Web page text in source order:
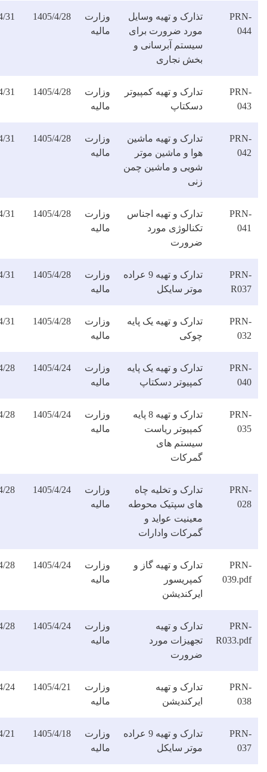
و تهیه وسایل
ضرورت برای
وزارت
مالیه
1405/4/28
1405/4/31
دانلود
و تهیه کمپیوتر
وزارت
مالیه
1405/4/28
1405/4/31
دانلود
و تهیه ماشین
و ماشین موتر
و ماشین چمن
وزارت
مالیه
1405/4/28
1405/4/31
دانلود
و تهیه اجناس
مورد
وزارت
مالیه
1405/4/28
1405/4/31
دانلود
تدارک و تهیه 9 عراده
سایکل
وزارت
مالیه
1405/4/28
1405/4/31
دانلود
و تهیه یک پایه
وزارت
1405/4/28
1405/4/31
دانلود
و تهیه یک پایه
دسکتاپ
وزارت
مالیه
1405/4/24
1405/4/28
دانلود
تدارک و تهیه 8 پایه
ریاست
وزارت
مالیه
1405/4/24
1405/4/28
دانلود
و تخلیه چاه
سپتیک محوطه
وزارت
مالیه
1405/4/24
1405/4/28
دانلود
و تهیه گاز و
وزارت
مالیه
1405/4/24
1405/4/28
دانلود
و تهیه
مورد
وزارت
مالیه
1405/4/24
1405/4/28
دانلود
و تهیه
وزارت
مالیه
1405/4/21
1405/4/24
دانلود
تدارک و تهیه 9 عراده
سایکل
وزارت
مالیه
1405/4/18
1405/4/21
دانلود